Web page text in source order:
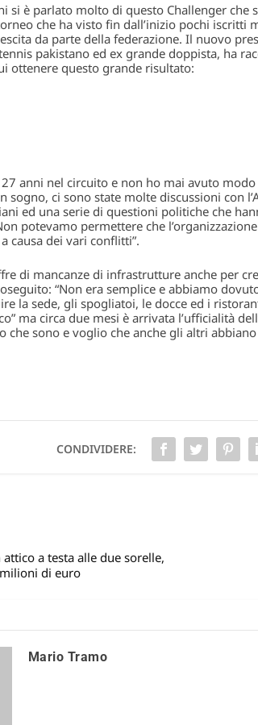
si è parlato molto di questo Challenger che
che ha visto fin dall’inizio pochi iscritti
da parte della federazione. Il nuovo
pakistano ed ex grande doppista, ha
ottenere questo grande risultato:
27 anni nel circuito e non ho mai avuto
sogno, ci sono state molte discussioni con
ed una serie di questioni politiche che
potevamo permettere che
causa dei vari conflitti”.
di mancanze di infrastrutture anche per
“Non era semplice e abbiamo
la sede, gli spogliatoi, le docce ed i
ma circa due mesi è arrivata l’ufficialità
che sono e voglio che anche gli altri
CONDIVIDERE:
a testa alle due sorelle,
di euro
Mario Tramo